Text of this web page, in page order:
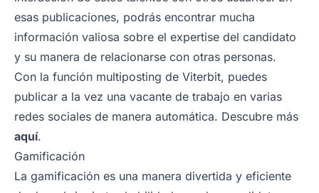
esas publicaciones, podrás encontrar mucha
información valiosa sobre el expertise del candidato
y su manera de relacionarse con otras personas.
Con la función multiposting de Viterbit, puedes
publicar a la vez una vacante de trabajo en varias
redes sociales de manera automática. Descubre más
aquí.
Gamificación
La gamificación es una manera divertida y eficiente